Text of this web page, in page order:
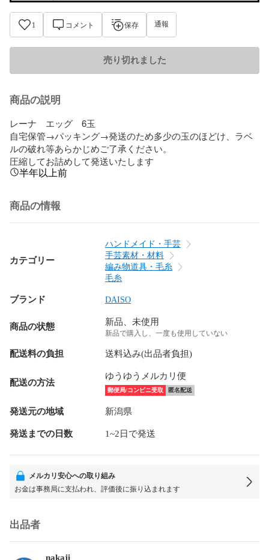
1 コメント 保存 通報
売り切れました
商品の説明
レーナ　エッグ　6玉
自宅保管→パッキング→発送のため多少の玉のほどけ、ラベ
ルの破れ等あらかじめご了承ください。
圧縮してお詰めして発送いたします
半年以上前
商品の情報
カテゴリー
ハンドメイド・手芸
手芸素材・材料
編み物道具・毛糸
毛糸
ブランド DAISO
商品の状態 新品、未使用
新品で購入し、一度も使用していない
配送料の負担 送料込み(出品者負担)
配送の方法
ゆうゆうメルカリ便
郵便局/コンビニ受取 匿名配送
発送元の地域 新潟県
発送までの日数 1~2日で発送
メルカリ安心への取り組み
お金は事務局に支払われ、評価後に振り込まれます
出品者
nakaji